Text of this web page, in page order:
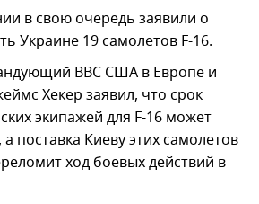
в свою очередь заявили о
Украине 19 самолетов F-16.
ВВС США в Европе и
Хекер заявил, что срок
экипажей для F-16 может
поставка Киеву этих самолетов
ход боевых действий в